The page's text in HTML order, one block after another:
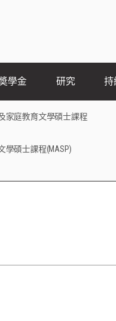
家庭教育文學碩士課程
學碩士課程(MASP)
學金 研究 持